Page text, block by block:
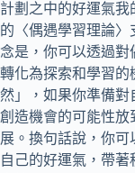
計劃之中的好運氣
的〈偶遇學習理論
念是，你可以透過
轉化為探索和學習的
然」，如果你準備對
創造機會的可能性放
展。換句話說，你
自己的好運氣，帶